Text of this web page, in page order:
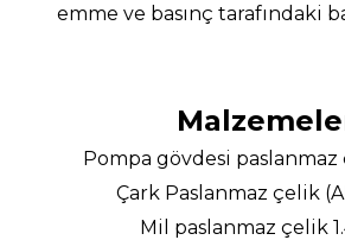
emme ve basınç tarafındaki
Pompa gövdesi paslanmaz
Çark Paslanmaz çelik
Mil paslanmaz çelik